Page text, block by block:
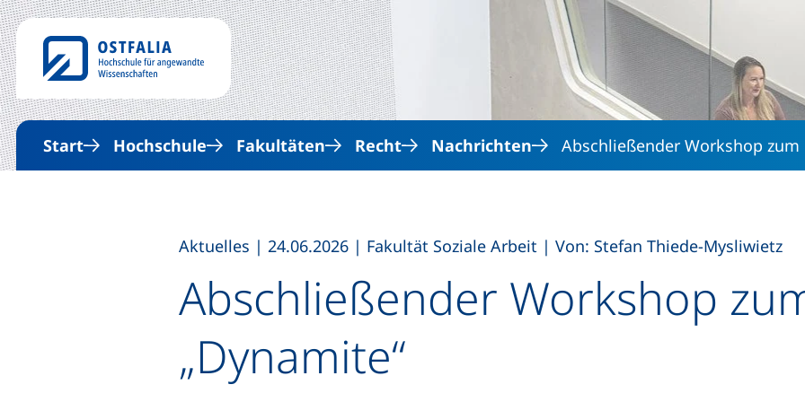
Direkt zum Inhalt
Start Hochschule Fakultäten Recht Nachrichten Abschließender Workshop zum
Abschließender Workshop
„Dynamite“
Aktuelles | 24.06.2026 | Fakultät Soziale Arbeit | Von: Stefan Thiede-Mysliwietz